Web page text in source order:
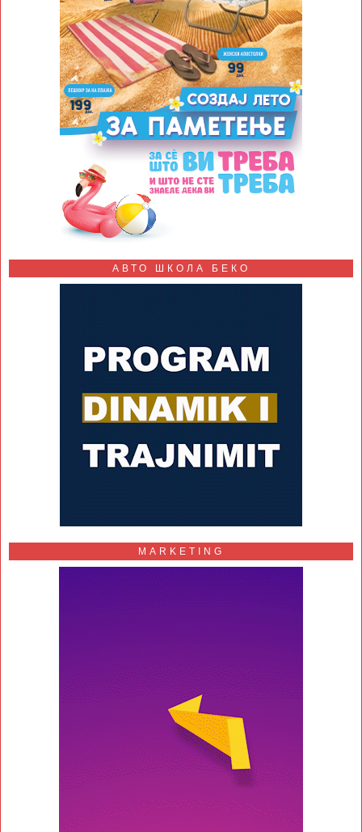
АВТО ШКОЛА БЕКО
MARKETING